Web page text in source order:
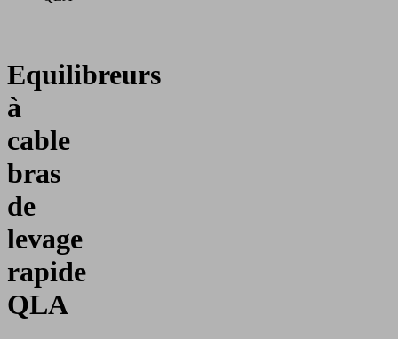
Equilibreurs
à
cable
bras
de
levage
rapide
QLA